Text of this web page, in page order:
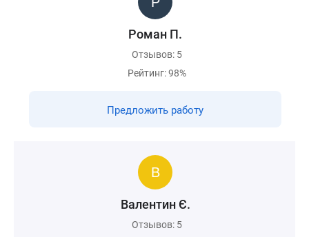
Роман П.
Отзывов: 5
Рейтинг: 98%
Предложить работу
Валентин Є.
Отзывов: 5